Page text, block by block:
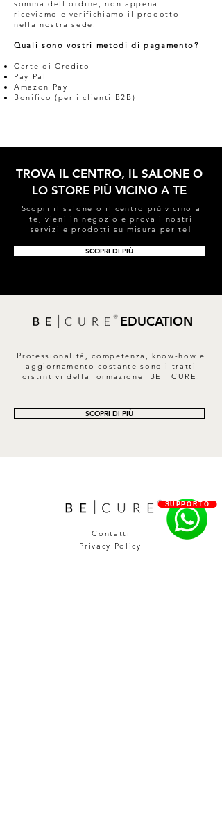
somma dell'ordine, non appena
riceviamo e verifichiamo il prodotto
nella nostra sede.
Quali sono vostri metodi di pagamento?
Carte di Credito
Pay Pal
Amazon Pay
Bonifico (per i clienti B2B)
TROVA IL CENTRO, IL SALONE O
LO STORE PIÙ VICINO A TE
Scopri il salone o il centro più vicino a
te, vieni in negozio e prova i nostri
servizi e prodotti su misura per te!
SCOPRI DI PIÙ
EDUCATION
Professionalità, competenza, know-how e
aggiornamento costante sono i tratti
distintivi della formazione BE I CURE.
SCOPRI DI PIÙ
Contatti
Privacy Policy
SUPPORTO